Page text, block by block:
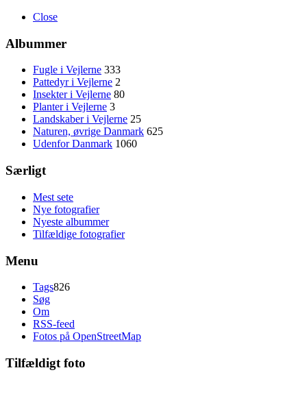
Close
Albummer
Fugle i Vejlerne 333
Pattedyr i Vejlerne 2
Insekter i Vejlerne 80
Planter i Vejlerne 3
Landskaber i Vejlerne 25
Naturen, øvrige Danmark 625
Udenfor Danmark 1060
Særligt
Mest sete
Nye fotografier
Nyeste albummer
Tilfældige fotografier
Menu
Tags826
Søg
Om
RSS-feed
Fotos på OpenStreetMap
Tilfældigt foto